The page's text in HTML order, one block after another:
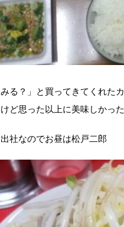
る？」と買ってきてくれた
ど思った以上に美味しかった
社なのでお昼は松戸二郎